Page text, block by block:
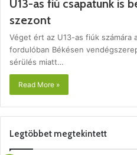
U13-as fiú csapatunk is
szezont
Véget ért az U13-as fiúk számára
fordulóban Békésen
sérülés miatt…
Read More »
Legtöbbet megtekintett